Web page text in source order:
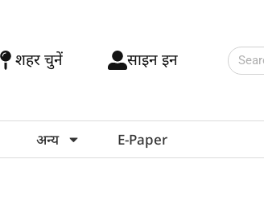
शहर चुनें साइन इन
अन्य E-Paper